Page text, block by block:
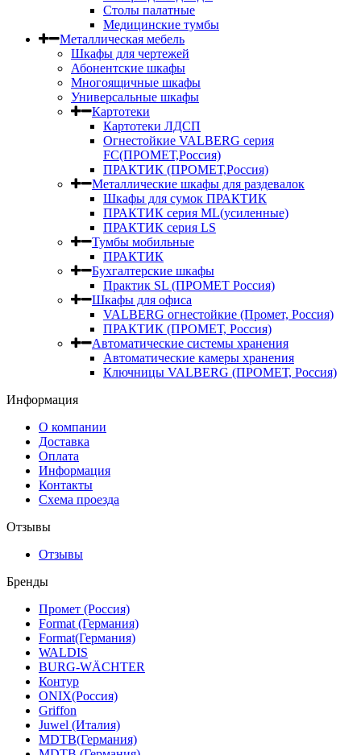
Столы палатные
Медицинские тумбы
Металлическая мебель
Шкафы для чертежей
Абонентские шкафы
Многоящичные шкафы
Универсальные шкафы
Картотеки
Картотеки ЛДСП
Огнестойкие VALBERG серия
FC(ПРОМЕТ,Россия)
ПРАКТИК (ПРОМЕТ,Россия)
Металлические шкафы для раздевалок
Шкафы для сумок ПРАКТИК
ПРАКТИК серия ML(усиленные)
ПРАКТИК серия LS
Тумбы мобильные
ПРАКТИК
Бухгалтерские шкафы
Практик SL (ПРОМЕТ Россия)
Шкафы для офиса
VALBERG огнестойкие (Промет, Россия)
ПРАКТИК (ПРОМЕТ, Россия)
Автоматические системы хранения
Автоматические камеры хранения
Ключницы VALBERG (ПРОМЕТ, Россия)
Информация
О компании
Доставка
Оплата
Информация
Контакты
Схема проезда
Отзывы
Отзывы
Бренды
Промет (Россия)
Format (Германия)
Format(Германия)
WALDIS
BURG-WÄCHTER
Контур
ONIX(Россия)
Griffon
Juwel (Италия)
MDTB(Германия)